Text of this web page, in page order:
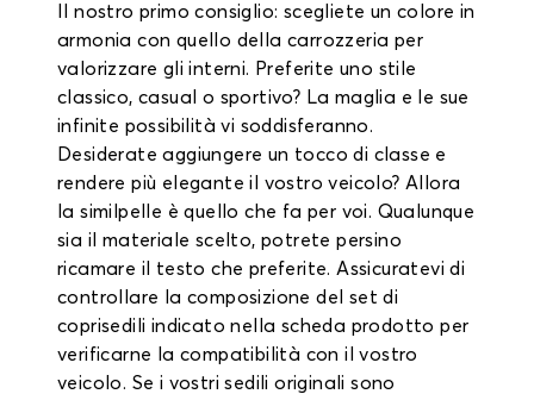
Il nostro primo consiglio: scegliete un colore in
armonia con quello della carrozzeria per
valorizzare gli interni. Preferite uno stile
classico, casual o sportivo? La maglia e le sue
infinite possibilità vi soddisferanno.
Desiderate aggiungere un tocco di classe e
rendere più elegante il vostro veicolo? Allora
la similpelle è quello che fa per voi. Qualunque
sia il materiale scelto, potrete persino
ricamare il testo che preferite. Assicuratevi di
controllare la composizione del set di
coprisedili indicato nella scheda prodotto per
verificarne la compatibilità con il vostro
veicolo. Se i vostri sedili originali sono